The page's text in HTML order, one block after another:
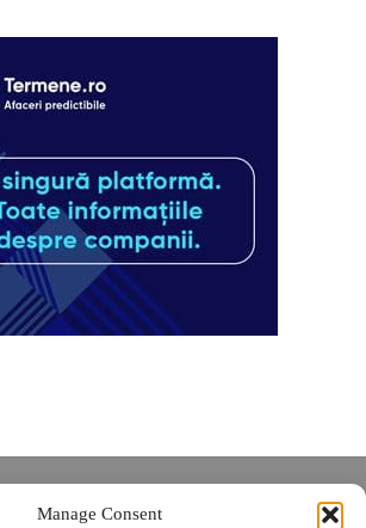
Manage Consent